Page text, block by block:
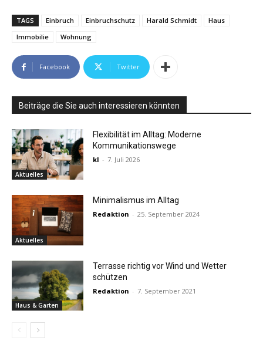
TAGS Einbruch Einbruchschutz Harald Schmidt
Haus
Immobilie
Wohnung
Facebook Twitter
Beiträge die Sie auch interessieren könnten
Aktuelles
Flexibilität im Alltag: Moderne
Kommunikationswege
kl - 7. Juli 2026
Aktuelles
Minimalismus im Alltag
Redaktion - 25. September 2024
Haus & Garten
Terrasse richtig vor Wind und Wetter
schützen
Redaktion - 7. September 2021